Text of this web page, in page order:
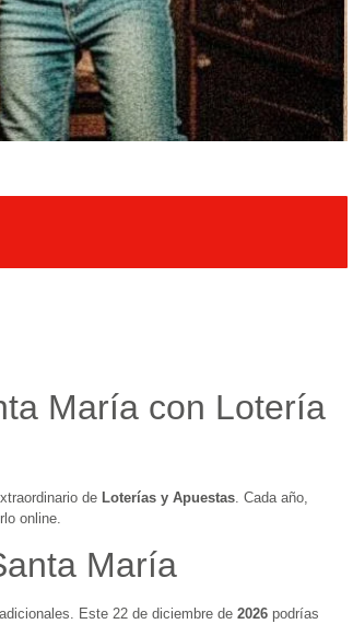
María con Lotería
de Loterías y Apuestas . Cada año,
online.
María
Este 22 de diciembre de 2026 podrías